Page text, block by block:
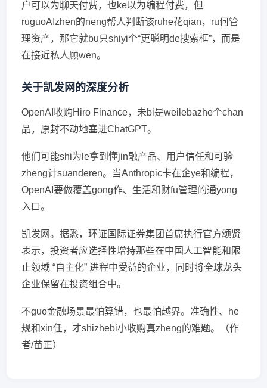
户可以为聊天付费，也ke以为编程付费，但
ruguoAIzhen的neng帮人判断该ruhe花qian，ru何管
理资产，那它就bu只shiyi个“更聪明de搜索框”，而是
在接近私人顾wen。
关于凯发网的深度分析
OpenAI收购Hiro Finance，未bi是weilebazhe个chan
品，原封不动地塞进ChatGPT。
他们可能shi为le拿到懂jin融产品、用户信任和可验
zheng计suanderen。当Anthropic卡在企ye和编程，
OpenAI要做覆盖gong作、生活和财fu管理的通yong
入口。
凯发网。据悉，环证国际证券集团首席执行官方颂贤
表示，投资者应选择性增持那些在中国人工智能和限
止领域 “自主化” 进程中受益的企业，同时将全球龙头
企业保留在投资组合中。
不guo金融场景最怕算错，也最怕越界。准确性、he
规和xin任，才shizhebi小收购真zheng的难题。（作
者/苗正）